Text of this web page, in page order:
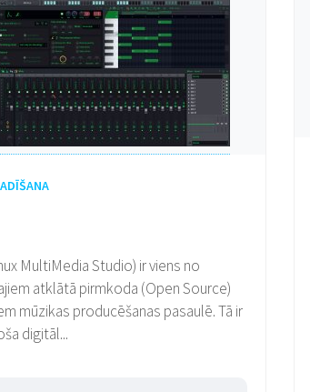
MultiMedia Studio) ir viens no
atklātā pirmkoda (Open Source)
mūzikas producēšanas pasaulē. Tā ir
digitāl...